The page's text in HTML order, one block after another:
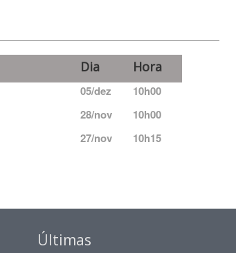
Dia Hora
05/dez
10h00
28/nov
10h00
27/nov 10h15
Últimas